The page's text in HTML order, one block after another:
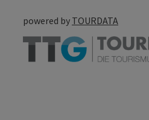
powered by TOURDATA